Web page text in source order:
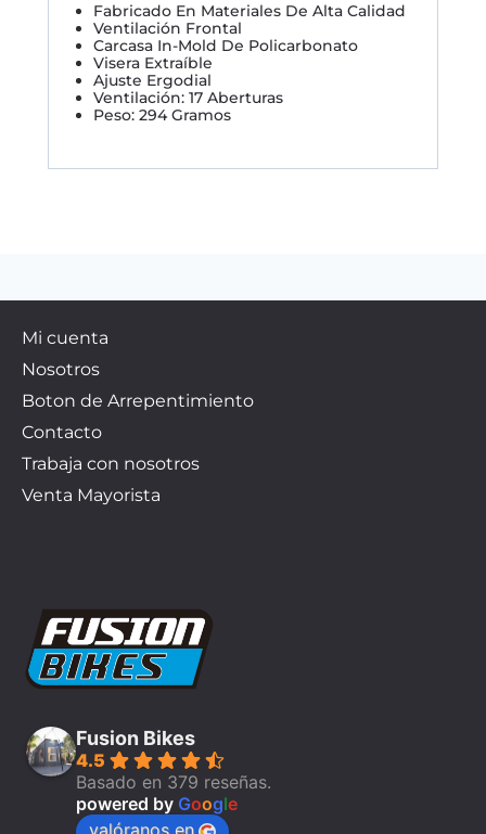
Fabricado En Materiales De Alta Calidad
Ventilación Frontal
Carcasa In-Mold De Policarbonato
Visera Extraíble
Ajuste Ergodial
Ventilación: 17 Aberturas
Peso: 294 Gramos
Mi cuenta
Nosotros
Boton de Arrepentimiento
Contacto
Trabaja con nosotros
Venta Mayorista
Fusion Bikes
4.5
Basado en 379 reseñas.
powered by Google
valóranos en